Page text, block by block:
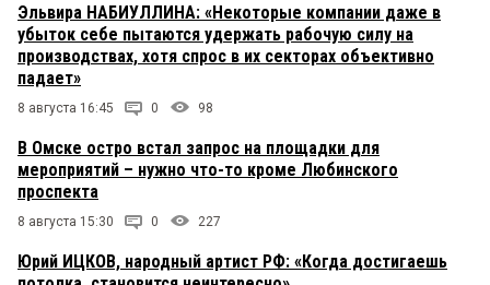
Эльвира НАБИУЛЛИНА: «Некоторые компании даже в
убыток себе пытаются удержать рабочую силу на
производствах, хотя спрос в их секторах объективно
падает»
8 августа 16:45 0 98
В Омске остро встал запрос на площадки для
мероприятий – нужно что-то кроме Любинского
проспекта
8 августа 15:30 0 227
Юрий ИЦКОВ, народный артист РФ: «Когда достигаешь